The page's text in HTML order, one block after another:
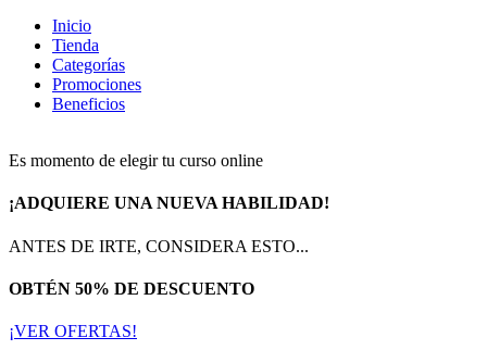
Inicio
Tienda
Categorías
Promociones
Beneficios
Es momento de elegir tu curso online
¡ADQUIERE UNA NUEVA HABILIDAD!
ANTES DE IRTE, CONSIDERA ESTO...
OBTÉN 50% DE DESCUENTO
¡VER OFERTAS!